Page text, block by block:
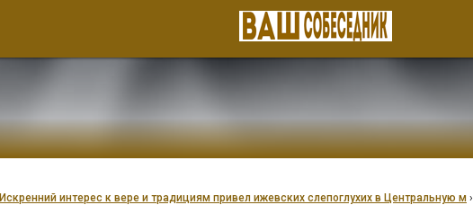
Искренний интерес к вере и традициям привел ижевских слепоглухих в Центральную м ›